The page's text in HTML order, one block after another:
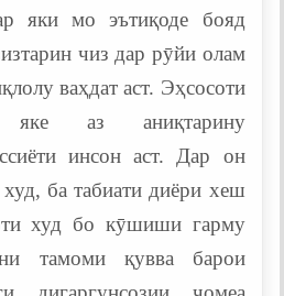
яки мо эътиқоде бояд
чиз дар рӯйи олам
ваҳдат аст. Эҳсосоти
аз аниқтарину
инсон аст. Дар он
ба табиати диёри хеш
худ бо кӯшиши гарму
тамоми қувва барои